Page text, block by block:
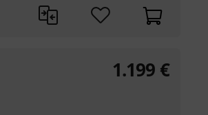
1.199 €